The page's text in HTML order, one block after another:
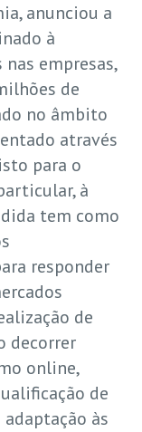
anunciou a
à
empresas,
de
no âmbito
através
para o
à
tem como
responder
de
decorrer
online,
de
às